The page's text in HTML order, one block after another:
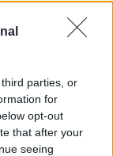
parties, or
for
opt-out
that after your
seeing
πίσω» -
«ασπίδα» για